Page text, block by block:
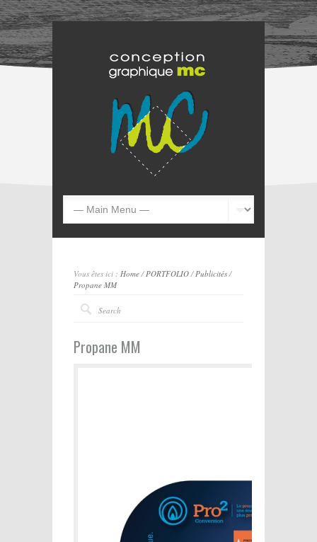
Vous êtes ici : Home/PORTFOLIO/Publicités/
Propane MM
Propane MM